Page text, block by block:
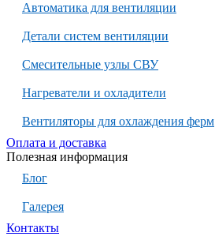
Автоматика для вентиляции
Детали систем вентиляции
Смесительные узлы СВУ
Нагреватели и охладители
Вентиляторы для охлаждения ферм
Оплата и доставка
Полезная информация
Блог
Галерея
Контакты